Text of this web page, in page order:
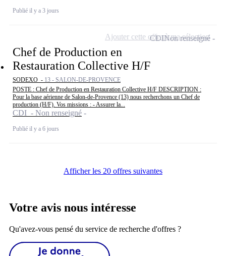
Publié il y a 3 jours
Chef de Production en
Restauration Collective H/F
SODEXO - 13 - SALON-DE-PROVENCE
POSTE : Chef de Production en Restauration Collective H/F DESCRIPTION :
Pour la base aérienne de Salon-de-Provence (13) nous recherchons un Chef de
production (H/F). Vos missions : - Assurer la...
CDI - Non renseigné
Publié il y a 6 jours
CDINon renseigné
Ajouter cette offre à ma sélection
Afficher les 20 offres suivantes
Votre avis nous intéresse
Qu'avez-vous pensé du service de recherche d'offres ?